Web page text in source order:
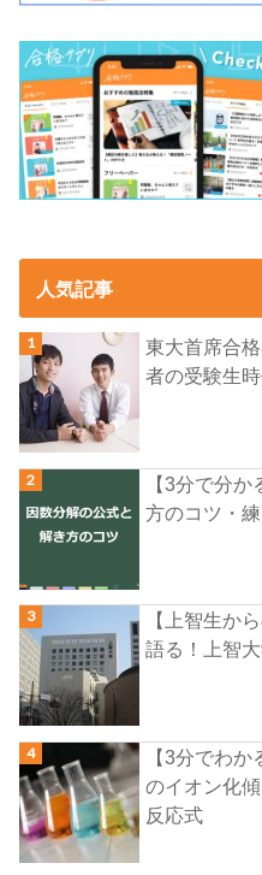
人気記事
東大首席合
者の受験生
【3分で分
方のコツ・
【上智生か
語る！上智
【3分でわ
のイオン化
反応式